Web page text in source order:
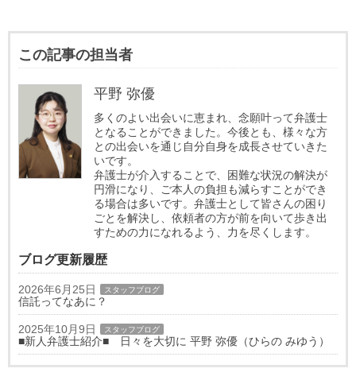
この記事の担当者
平野 弥優
多くのよい出会いに恵まれ、念願叶って弁護士
となることができました。今後とも、様々な方
との出会いを通じ自分自身を成長させていきた
いです。
弁護士が介入することで、困難な状況の解決が
円滑になり、ご本人の負担も減らすことができ
る場合は多いです。弁護士として皆さんの困り
ごとを解決し、依頼者の方が前を向いて歩き出
すための力になれるよう、力を尽くします。
ブログ更新履歴
2026年6月25日 スタッフブログ
信託ってなあに？
2025年10月9日 スタッフブログ
■新人弁護士紹介■ 日々を大切に 平野 弥優（ひらの みゆう）